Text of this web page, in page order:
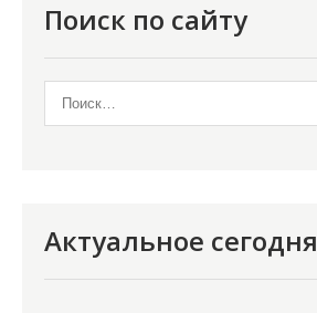
Поиск по сайту
Актуальное сегодня